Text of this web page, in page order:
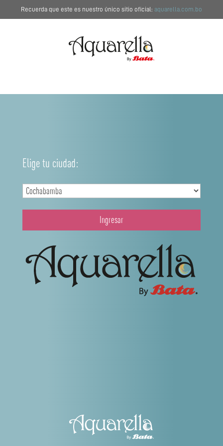
Recuerda que este es nuestro único sitio oficial: aquarella.com.bo
Elige tu ciudad:
Ingresar